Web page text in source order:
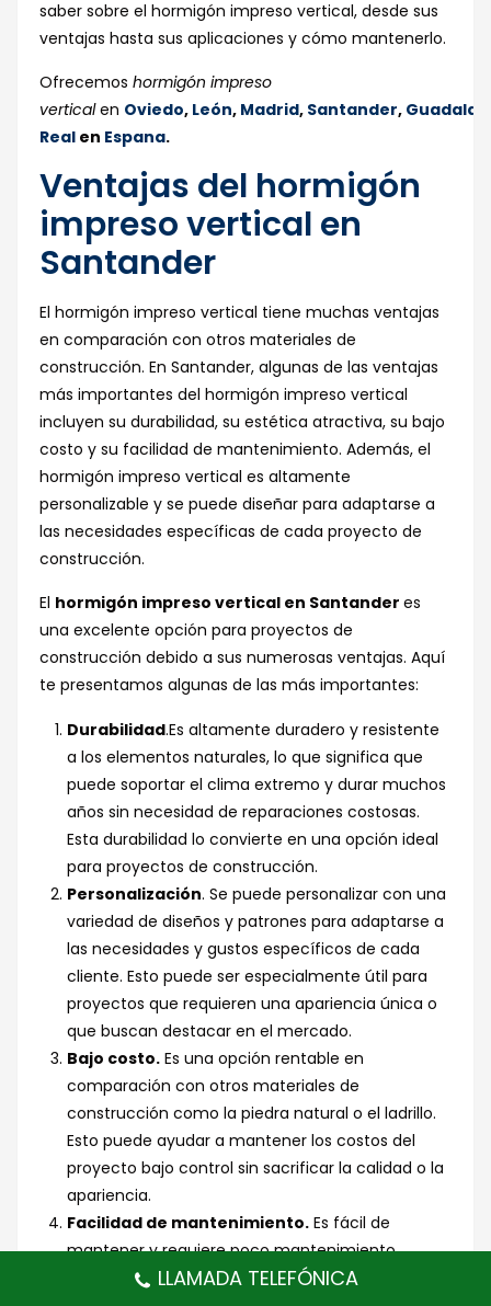
saber sobre el hormigón impreso vertical, desde sus
ventajas hasta sus aplicaciones y cómo mantenerlo.
Ofrecemos hormigón impreso
verticalen Oviedo, León, Madrid, Santander,
Real en Espana.
Ventajas del hormigón
impreso vertical en
Santander
El hormigón impreso vertical tiene muchas ventajas
en comparación con otros materiales de
construcción. En Santander, algunas de las ventajas
más importantes del hormigón impreso vertical
incluyen su durabilidad, su estética atractiva, su bajo
costo y su facilidad de mantenimiento. Además, el
hormigón impreso vertical es altamente
personalizable y se puede diseñar para adaptarse a
las necesidades específicas de cada proyecto de
construcción.
El hormigón impreso vertical en Santander es
una excelente opción para proyectos de
construcción debido a sus numerosas ventajas. Aquí
te presentamos algunas de las más importantes:
Durabilidad.Es altamente duradero y resistente
a los elementos naturales, lo que significa que
puede soportar el clima extremo y durar muchos
años sin necesidad de reparaciones costosas.
Esta durabilidad lo convierte en una opción ideal
para proyectos de construcción.
Personalización. Se puede personalizar con una
variedad de diseños y patrones para adaptarse a
las necesidades y gustos específicos de cada
cliente. Esto puede ser especialmente útil para
proyectos que requieren una apariencia única o
que buscan destacar en el mercado.
Bajo costo. Es una opción rentable en
comparación con otros materiales de
construcción como la piedra natural o el ladrillo.
Esto puede ayudar a mantener los costos del
proyecto bajo control sin sacrificar la calidad o la
apariencia.
Facilidad de mantenimiento. Es fácil de
mantener y requiere poco mantenimiento
después de la instalación inicial. Solo necesita
LLAMADA TELEFÓNICA